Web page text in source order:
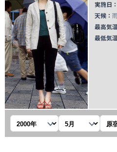
実施日：
天候： 雨
最高気
最低気
年を選択 月を選択 観測